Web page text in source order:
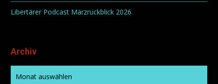
Libertärer Podcast Märzrückblick 2026
Archiv